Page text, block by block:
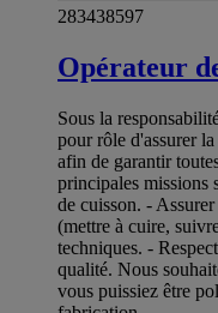
283438597
Opérateur
Sous la
pour rôle d'assurer
afin de garantir
principales missions
de cuisson. -
(mettre à cuire,
techniques. -
qualité. Nous
vous puissiez être